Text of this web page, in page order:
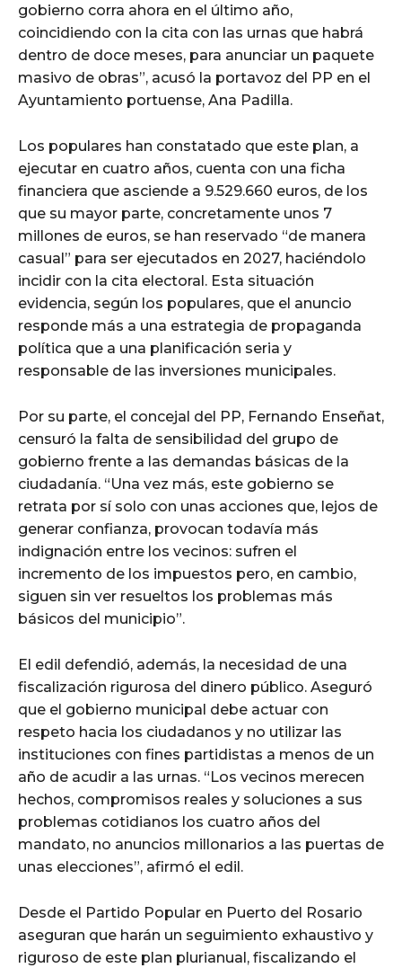
gobierno corra ahora en el último año,
coincidiendo con la cita con las urnas que habrá
dentro de doce meses, para anunciar un paquete
masivo de obras”, acusó la portavoz del PP en el
Ayuntamiento portuense, Ana Padilla.
Los populares han constatado que este plan, a
ejecutar en cuatro años, cuenta con una ficha
financiera que asciende a 9.529.660 euros, de los
que su mayor parte, concretamente unos 7
millones de euros, se han reservado “de manera
casual” para ser ejecutados en 2027, haciéndolo
incidir con la cita electoral. Esta situación
evidencia, según los populares, que el anuncio
responde más a una estrategia de propaganda
política que a una planificación seria y
responsable de las inversiones municipales.
Por su parte, el concejal del PP, Fernando Enseñat,
censuró la falta de sensibilidad del grupo de
gobierno frente a las demandas básicas de la
ciudadanía. “Una vez más, este gobierno se
retrata por sí solo con unas acciones que, lejos de
generar confianza, provocan todavía más
indignación entre los vecinos: sufren el
incremento de los impuestos pero, en cambio,
siguen sin ver resueltos los problemas más
básicos del municipio”.
El edil defendió, además, la necesidad de una
fiscalización rigurosa del dinero público. Aseguró
que el gobierno municipal debe actuar con
respeto hacia los ciudadanos y no utilizar las
instituciones con fines partidistas a menos de un
año de acudir a las urnas. “Los vecinos merecen
hechos, compromisos reales y soluciones a sus
problemas cotidianos los cuatro años del
mandato, no anuncios millonarios a las puertas de
unas elecciones”, afirmó el edil.
Desde el Partido Popular en Puerto del Rosario
aseguran que harán un seguimiento exhaustivo y
riguroso de este plan plurianual, fiscalizando el